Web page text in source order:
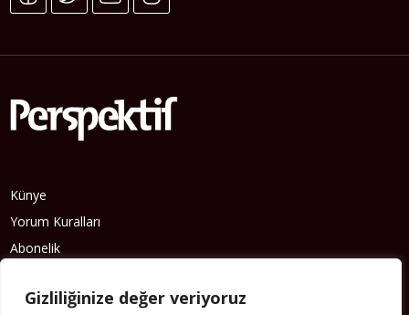
Gizliliğinize değer veriyoruz
Künye
Yorum Kuralları
Abonelik
Hakkımızda